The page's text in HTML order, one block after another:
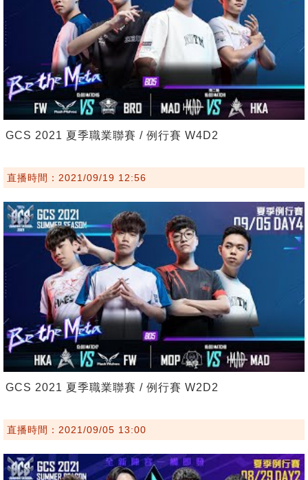
GCS 2021 夏季職業聯賽 / 例行賽 W4D2
直播時間：2021/09/19 12:56
GCS 2021 夏季職業聯賽 / 例行賽 W2D2
直播時間：2021/09/05 13:00